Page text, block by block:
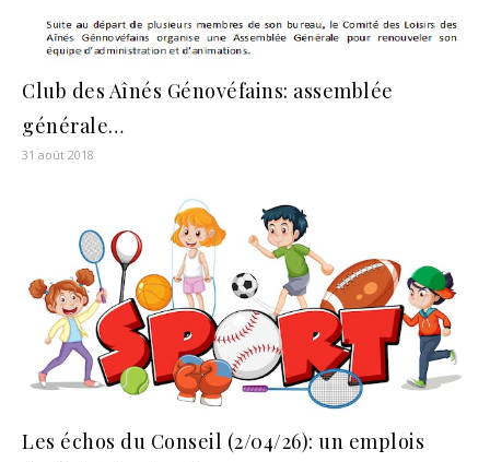
Club des Aînés Génovéfains: assemblée
générale…
31 août 2018
Les échos du Conseil (2/04/26): un emplois